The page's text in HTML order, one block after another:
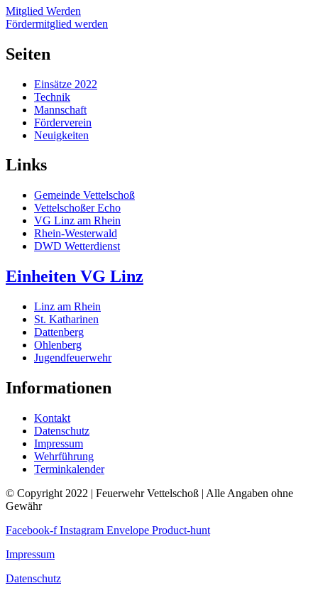
Mitglied Werden
Fördermitglied werden
Seiten
Einsätze 2022
Technik
Mannschaft
Förderverein
Neuigkeiten
Links
Gemeinde Vettelschoß
Vettelschoßer Echo
VG Linz am Rhein
Rhein-Westerwald
DWD Wetterdienst
Einheiten VG Linz
Linz am Rhein
St. Katharinen
Dattenberg
Ohlenberg
Jugendfeuerwehr
Informationen
Kontakt
Datenschutz
Impressum
Wehrführung
Terminkalender
© Copyright 2022 | Feuerwehr Vettelschoß | Alle Angaben ohne
Gewähr
Facebook-f Instagram Envelope Product-hunt
Impressum
Datenschutz